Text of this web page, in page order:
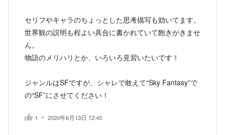
セリフやキャラのちょっとした思考描写も効いてます。
世界観の説明も程よい具合に書かれていて飽きがきませ
ん。
物語のメリハリとか、いろいろ見習いたいです！
ジャンルはSFですが、シャレで敢えて“Sky Fantasy”で
の“SF”にさせてください！
1 2020年6月13日 12:45